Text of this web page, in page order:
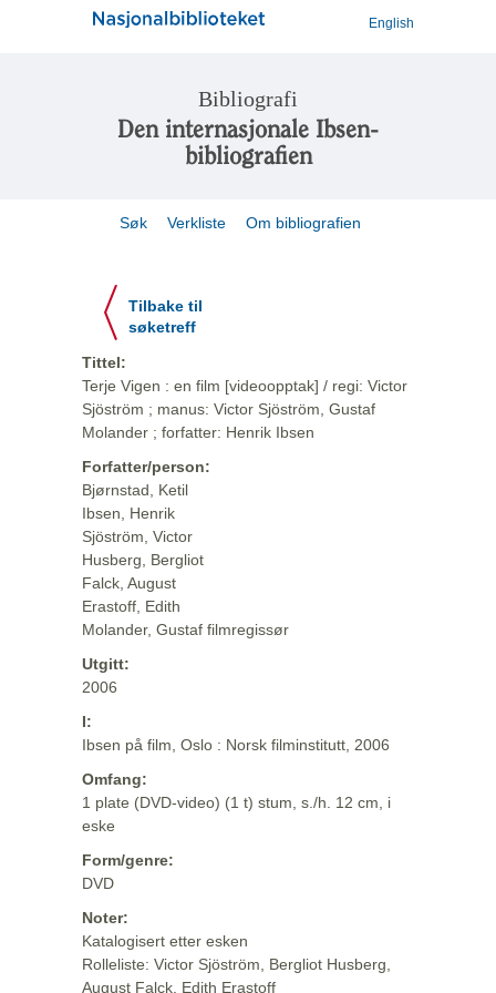
English
Bibliografi
Den internasjonale Ibsen-
bibliografien
Søk Verkliste Om bibliografien
Tilbake til
søketreff
Tittel:
Terje Vigen : en film [videoopptak] / regi: Victor
Sjöström ; manus: Victor Sjöström, Gustaf
Molander ; forfatter: Henrik Ibsen
Forfatter/person:
Bjørnstad, Ketil
Ibsen, Henrik
Sjöström, Victor
Husberg, Bergliot
Falck, August
Erastoff, Edith
Molander, Gustaf filmregissør
Utgitt:
2006
I:
Ibsen på film, Oslo : Norsk filminstitutt, 2006
Omfang:
1 plate (DVD-video) (1 t) stum, s./h. 12 cm, i
eske
Form/genre:
DVD
Noter:
Katalogisert etter esken
Rolleliste: Victor Sjöström, Bergliot Husberg,
August Falck, Edith Erastoff